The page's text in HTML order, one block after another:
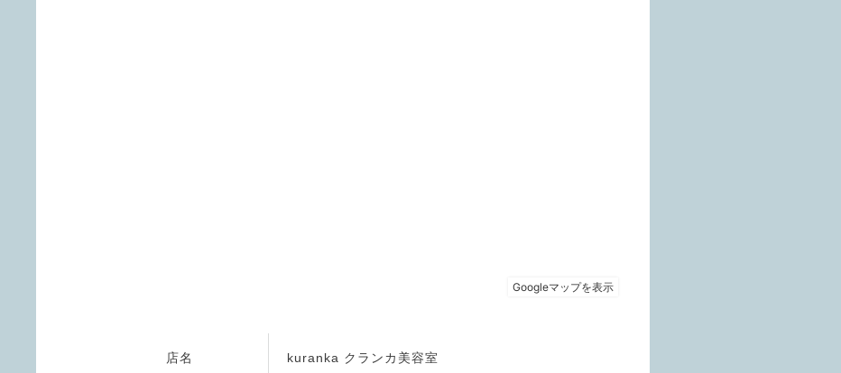
店名 kuranka クランカ美容室